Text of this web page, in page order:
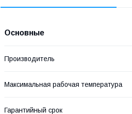
Основные
Производитель
Максимальная рабочая температура
Гарантийный срок